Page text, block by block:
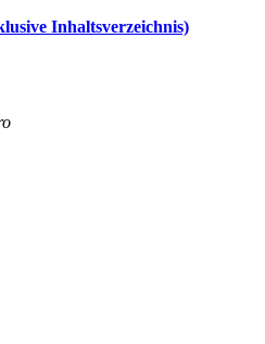
Inhaltsverzeichnis)